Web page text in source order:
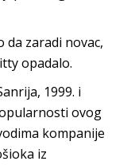
zaradi novac,
opadalo.
1999. i
ovog
kompanije
iz